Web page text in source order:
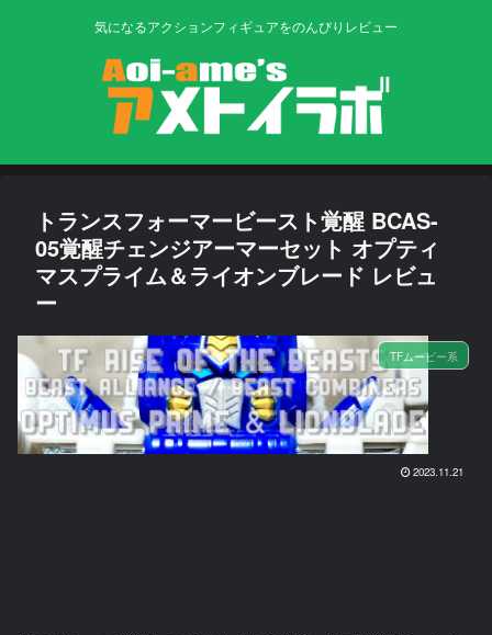
気になるアクションフィギュアをのんびりレビュー
トランスフォーマービースト覚醒 BCAS-
05覚醒チェンジアーマーセット オプティ
マスプライム＆ライオンブレード レビュ
ー
TFムービー系
2023.11.21